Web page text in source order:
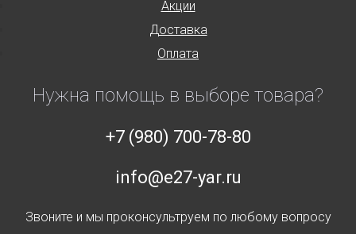
Акции
Доставка
Оплата
Нужна помощь в выборе товара?
+7 (980) 700-78-80
info@e27-yar.ru
Звоните и мы проконсультруем по любому вопросу